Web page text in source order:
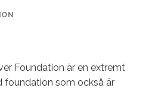
Foundation är en extremt
foundation som också är